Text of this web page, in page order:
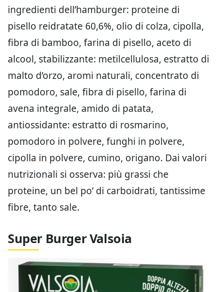
ingredienti dell’hamburger: proteine di
pisello reidratate 60,6%, olio di colza, cipolla,
fibra di bamboo, farina di pisello, aceto di
alcool, stabilizzante: metilcellulosa, estratto di
malto d’orzo, aromi naturali, concentrato di
pomodoro, sale, fibra di pisello, farina di
avena integrale, amido di patata,
antiossidante: estratto di rosmarino,
pomodoro in polvere, funghi in polvere,
cipolla in polvere, cumino, origano. Dai valori
nutrizionali si osserva: più grassi che
proteine, un bel po’ di carboidrati, tantissime
fibre, tanto sale.
Super Burger Valsoia